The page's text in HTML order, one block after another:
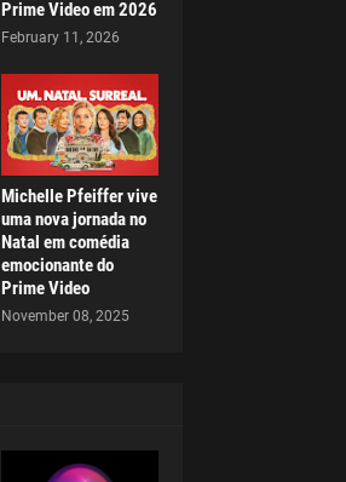
Prime Video em 2026
February 11, 2026
Michelle Pfeiffer vive
uma nova jornada no
Natal em comédia
emocionante do
Prime Video
November 08, 2025